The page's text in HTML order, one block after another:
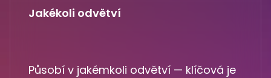
Jakékoli odvětví
Působí v jakémkoli odvětví — klíčová je